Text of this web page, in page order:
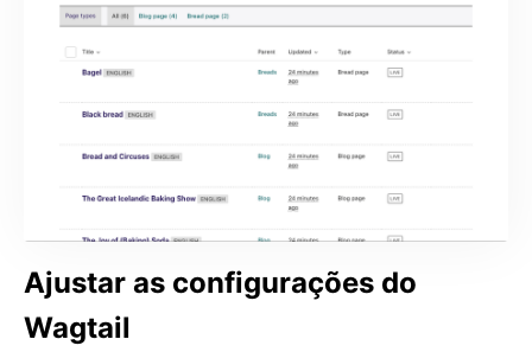
Ajustar as configurações do
Wagtail